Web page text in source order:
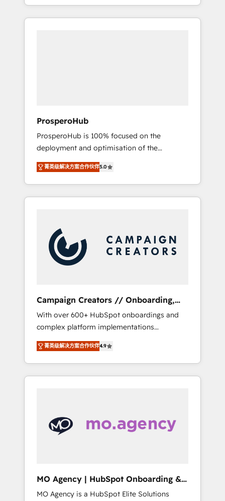
and sales objectives. With 125+ certifications,
we are part of the most certified Canadian
HubSpot Academy. Acompañamos a las
empresas en cada etapa de su crecimiento
ProsperoHub
ProsperoHub is 100% focused on the
deployment and optimisation of the
HubSpot CRM platform. Our highly
experienced team of solutions experts will
ensure that you achieve maximum adoption
and ROI from your HubSpot investment. Use
your team on their HubSpot journey, design
and implement your processes and skilfully
bring your revenue infrastructure to life. Our
collaborative approach keeps you in control
supported over 500 organisations with
HubSpot implementation, optimisation,
training, and adoption assurance. Our tried
and tested Roadmap methodology will
ensure that you receive the best deployment
experience possible. Whether you are new to
HubSpot or seeking to turn around a poor
菁英级解决方案合作伙伴5.0
Campaign Creators // Onboarding,
CRM Migration
With over 600+ HubSpot onboardings and
complex platform implementations
delivered, CC is the go-to Elite Solutions
Partner for businesses ready to migrate,
replatform, and scale smarter. We specialize
in high-impact CRM and CMS migrations and
turning fragmented systems into unified,
growth-ready HubSpot architectures that
custom integrations across your full tech
stack. - Custom object setup, CMS builds, and
菁英级解决方案合作伙伴4.9
MO Agency | HubSpot Onboarding &
Implementation
MO Agency is a HubSpot Elite Solutions